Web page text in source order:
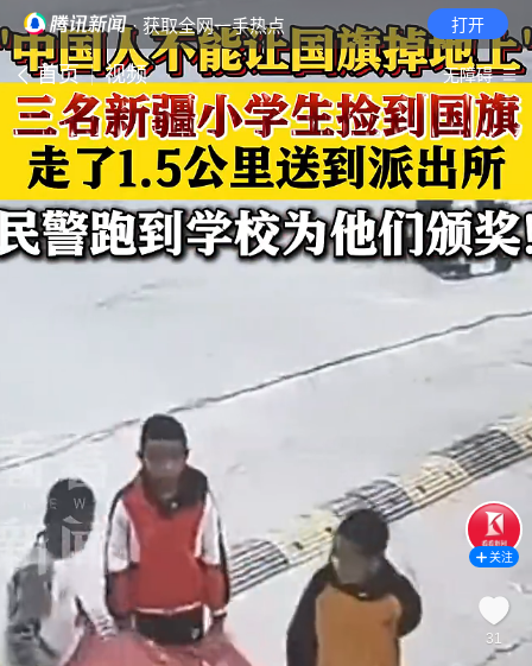
· 获取全网一手热点 打开
首页 视频 无障碍
关注
31